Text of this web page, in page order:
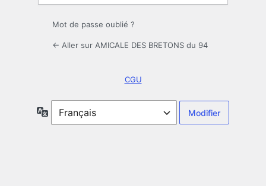
Mot de passe oublié ?
← Aller sur AMICALE DES BRETONS du 94
CGU
Langue